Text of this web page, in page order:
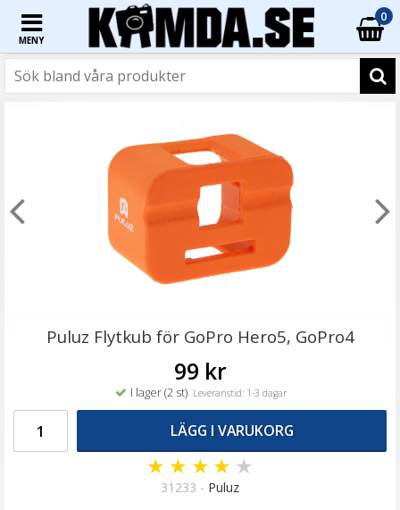
MENY
0
69 kr
Puluz Flytkub för GoPro Hero5, GoPro4
99 kr
I lager (2 st) Leveranstid: 1-3 dagar
LÄGG I VARUKORG
★ ★ ★ ★ ★
31233 - Puluz